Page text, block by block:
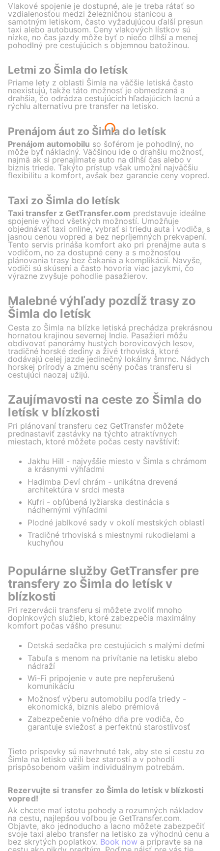
Vlakové spojenie je dostupné, ale je treba rátať so
vzdialenosťou medzi železničnou stanicou a
samotným letiskom, často vyžadujúcou ďalší presun
taxi alebo autobusom. Ceny vlakových lístkov sú
nízke, no čas jazdy môže byť o niečo dlhší a menej
pohodlný pre cestujúcich s objemnou batožinou.
Letmi zo Šimla do letísk
Priame lety z oblasti Šimla na väčšie letiská často
neexistujú, takže táto možnosť je obmedzená a
drahšia, čo odrádza cestujúcich hľadajúcich lacnú a
rýchlu alternatívu pre transfer na letisko.
Prenájom áut zo Šimla do letísk
Prenájom automobilu so šoférom je pohodlný, no
môže byť nákladný. Väčšinou ide o drahšiu možnosť,
najmä ak si prenajímate auto na dlhší čas alebo v
biznis triede. Takýto prístup však umožní najväčšiu
flexibilitu a komfort, avšak bez garancie ceny vopred.
Taxi zo Šimla do letísk
Taxi transfer z GetTransfer.com predstavuje ideálne
spojenie výhod všetkých možností. Umožňuje
objednávať taxi online, vybrať si triedu auta i vodiča, s
jasnou cenou vopred a bez nepríjemných prekvapení.
Tento servis prináša komfort ako pri prenájme auta s
vodičom, no za dostupné ceny a s možnosťou
plánovania trasy bez čakania a komplikácií. Navyše,
vodiči sú skúsení a často hovoria viac jazykmi, čo
výrazne zvyšuje pohodlie pasažierov.
Malebné výhľady pozdĺž trasy zo
Šimla do letísk
Cesta zo Šimla na blízke letiská prechádza prekrásnou
hornatou krajinou severnej Indie. Pasažieri môžu
obdivovať panorámy hustých borovicových lesov,
tradičné horské dediny a živé trhoviská, ktoré
dodávajú celej jazde jedinečný lokálny šmrnc. Nádych
horskej prírody a zmenu scény počas transferu si
cestujúci naozaj užijú.
Zaujímavosti na ceste zo Šimla do
letísk v blízkosti
Pri plánovaní transferu cez GetTransfer môžete
prednastaviť zastávky na týchto atraktívnych
miestach, ktoré môžete počas cesty navštíviť:
Jakhu Hill - najvyššie miesto v Šimla s chrámom
a krásnymi výhľadmi
Hadimba Deví chrám - unikátna drevená
architektúra v srdci mesta
Kufri - obľúbená lyžiarska destinácia s
nádhernými výhľadmi
Plodné jablkové sady v okolí mestských oblastí
Tradičné trhoviská s miestnymi rukodielami a
kuchyňou
Populárne služby GetTransfer pre
transfery zo Šimla do letísk v
blízkosti
Pri rezervácii transferu si môžete zvoliť mnoho
doplnkových služieb, ktoré zabezpečia maximálny
komfort počas vášho presunu:
Detská sedačka pre cestujúcich s malými deťmi
Tabuľa s menom na privítanie na letisku alebo
nádraží
Wi-Fi pripojenie v aute pre nepřerušenú
komunikáciu
Možnosť výberu automobilu podľa triedy -
ekonomická, biznis alebo prémiová
Zabezpečenie voľného dňa pre vodiča, čo
garantuje sviežosť a perfektnú starostlivosť
Tieto príspevky sú navrhnuté tak, aby ste si cestu zo
Šimla na letisko užili bez starostí a v pohodlí
prispôsobenom vašim individuálnym potrebám.
Rezervujte si transfer zo Šimla do letísk v blízkosti
vopred!
Ak chcete mať istotu pohody a rozumných nákladov
na cestu, najlepšou voľbou je GetTransfer.com.
Objavte, ako jednoducho a lacno môžete zabezpečiť
svoje taxi alebo transfer na letisko za výhodnú cenu a
bez skrytých poplatkov. Book now a pripravte sa na